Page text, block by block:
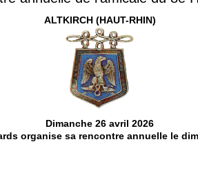
ALTKIRCH (HAUT-RHIN)
Dimanche 26 avril 2026
organise sa rencontre annuelle le